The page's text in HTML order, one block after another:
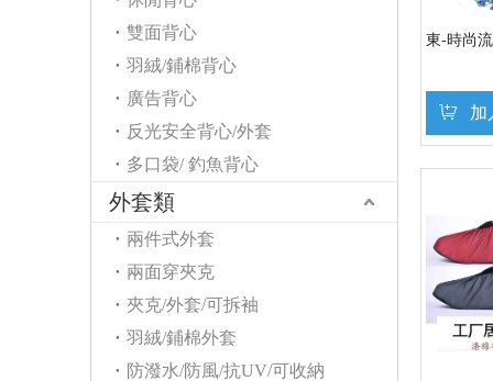
雙面背心
羽絨/鋪棉背心
廣告背心
反光安全背心/外套
多口袋/ 釣魚背心
外套類
兩件式外套
兩面穿夾克
夾克/外套/可拆袖
羽絨/鋪棉外套
防潑水/防風/抗UV/可收納
東-時尚
加